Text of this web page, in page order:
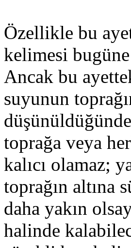
Özellikle bu
kelimesi
Ancak bu
suyunun
toprağa veya
kalıcı olamaz;
toprağın altına
daha yakın
halinde